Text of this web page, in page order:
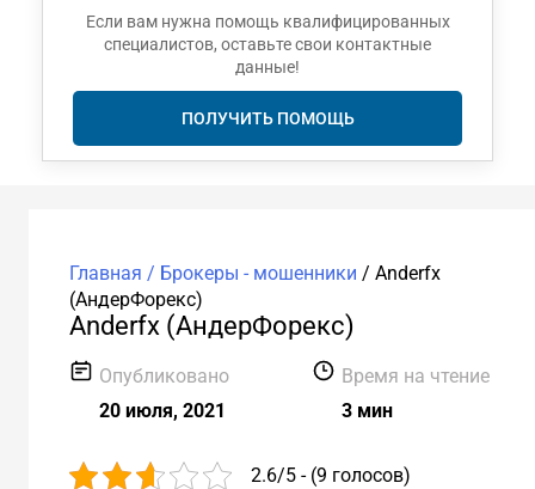
Если вам нужна помощь квалифицированных
специалистов, оставьте свои контактные
данные!
ПОЛУЧИТЬ ПОМОЩЬ
Главная / Брокеры - мошенники / Аnderfx
(АндерФорекс)
Аnderfx (АндерФорекс)
Опубликовано
20 июля, 2021
Время на чтение
3 мин
2.6/5 - (9 голосов)